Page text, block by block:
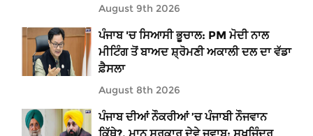
August 9th 2026
ਪੰਜਾਬ 'ਚ ਸਿਆਸੀ ਭੂਚਾਲ: PM ਮੋਦੀ ਨਾਲ
ਮੀਟਿੰਗ ਤੋਂ ਬਾਅਦ ਸ਼੍ਰੋਮਣੀ ਅਕਾਲੀ ਦਲ ਦਾ ਵੱਡਾ
ਫ਼ੈਸਲਾ
August 8th 2026
ਪੰਜਾਬ ਦੀਆਂ ਨੌਕਰੀਆਂ ’ਚ ਪੰਜਾਬੀ ਨੌਜਵਾਨ
ਕਿੱਥੇ?, ਮਾਨ ਸਰਕਾਰ ਦੇਵੇ ਜਵਾਬ: ਸੁਖਜਿੰਦਰ